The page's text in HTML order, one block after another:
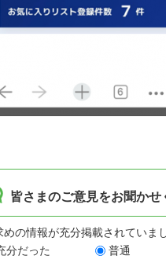
皆さまのご意見をお聞かせ
めの情報が充分掲載されていま
分だった
普通